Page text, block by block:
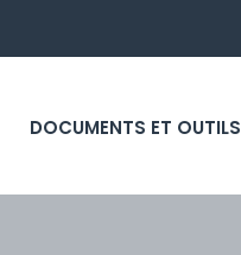
DOCUMENTS ET OUTILS